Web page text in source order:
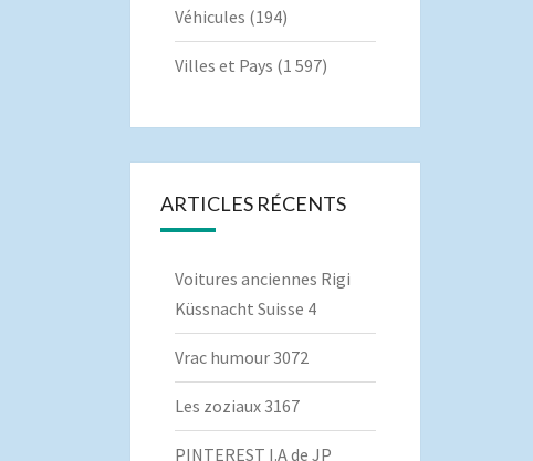
Véhicules (194)
Villes et Pays (1 597)
ARTICLES RÉCENTS
Voitures anciennes Rigi
Küssnacht Suisse 4
Vrac humour 3072
Les zoziaux 3167
PINTEREST I.A de JP